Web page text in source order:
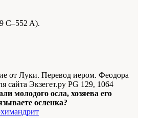
C–552 A).
от Луки. Перевод иером. Феодора
сайта Экзегет.ру PG 129, 1064
молодого осла, хозяева его
осленка?